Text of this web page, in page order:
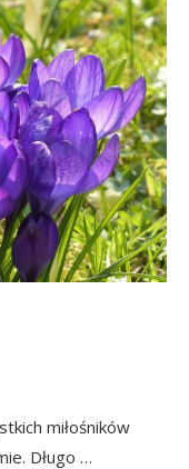
miłośników
Długo …